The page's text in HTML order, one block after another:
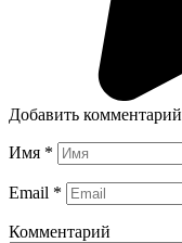
Добавить комментарий
Имя *
Email *
Комментарий